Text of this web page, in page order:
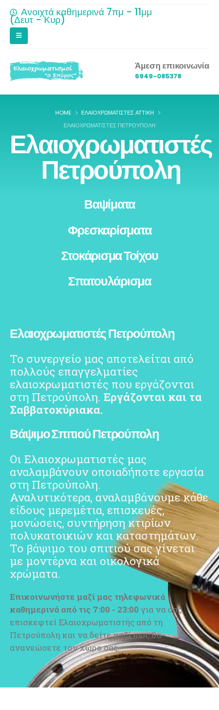
Ανοιχτά καθημερινά 7πμ - 11μμ
(Δευτ - Κυρ)
Άμεση επικοινωνία
6949-085378
HOME
ΕΛΑΙΟΧΡΩΜΑΤΙΣΤΈΣ ΑΤΤΙΚΉ
ΕΛΑΙΟΧΡΩΜΑΤΙΣΤΈΣ ΠΕΤΡΟΎΠΟΛΗ
Ελαιοχρωματιστές
Πετρούπολη
Βαψίματα
Φρεσκαρίσματα
Στοκάρισμα Τοίχου
Σπατουλάρισμα
Ελαιοχρωματιστές Πετρούπολη
Το συνεργείο μας αποτελείται από
πολλούς επαγγελματίες
ελαιοχρωματιστές που εργάζονται
στη Πετρούπολη. Εργάζονται και τα
Σαββατοκύριακα.
Βάψιμο Σπιτιού Πετρούπολη
Οι Ελαιοχρωματιστές μας
αναλαμβάνουν οποιαδήποτε εργασία
στη Πετρούπολη.
Αναλυτικότερα, αναλαμβάνουμε κάθε
είδους μερεμέτια, επισκευές,
μονώσεις, συντήρηση κτιρίων
πολυκατοικιών και καταστημάτων.
Το βάψιμο του σπιτιού σας γίνεται
με μοντέρνα και οικολογικά
χρώματα.
Επικοινωνήστε μαζί μας τηλεφωνικά
καθημερινά από τις 7:00 - 23:00 για να σας
επισκεφτεί Ελαιοχρωματιστής από τη
Πετρούπολη και να δείτε μαζί πως θα
ανανεώσετε τον χώρο σας.